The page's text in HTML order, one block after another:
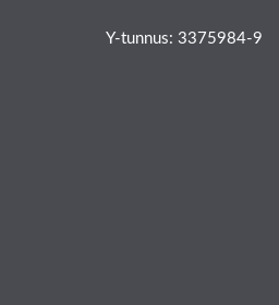
Y-tunnus: 3375984-9